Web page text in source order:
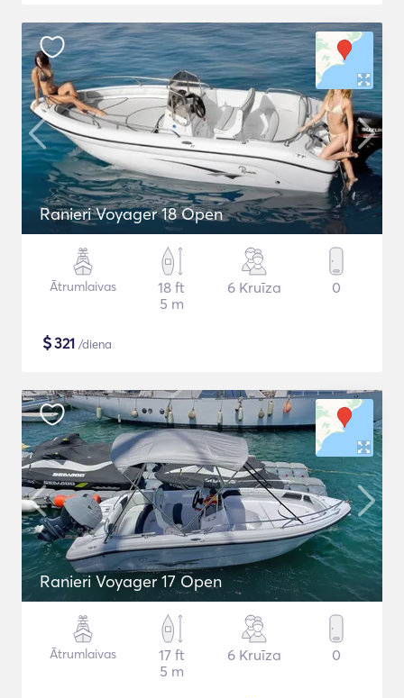
Ranieri Voyager 18 Open
Ātrumlaivas
18 ft
5 m
6 Kruīza 0
$321 /diena
Ranieri Voyager 17 Open
Ātrumlaivas
17 ft
5 m
6 Kruīza 0